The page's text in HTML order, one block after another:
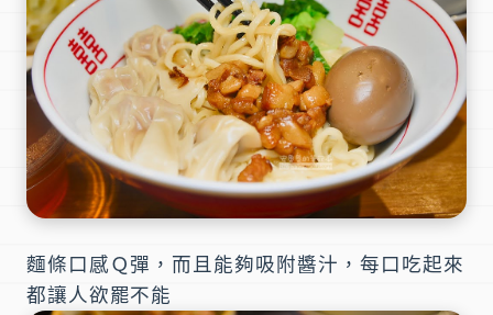
麵條口感Ｑ彈，而且能夠吸附醬汁，每口吃起來
都讓人欲罷不能